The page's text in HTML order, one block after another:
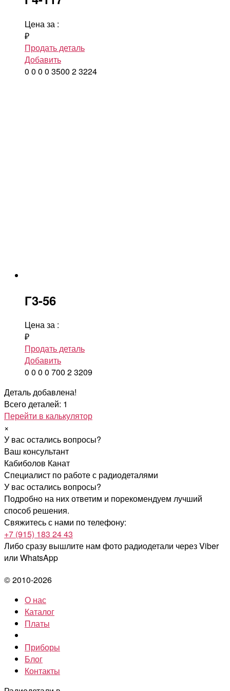
Цена за :
₽
Продать деталь
Добавить
0 0 0 0 3500 23224
Г3-56
Цена за :
₽
Продать деталь
Добавить
0 0 0 0 700 23209
Деталь добавлена!
Всего деталей: 1
Перейти в калькулятор
×
У вас остались вопросы?
Ваш консультант
Кабиболов Канат
Специалист по работе с радиодеталями
У вас остались вопросы?
Подробно на них ответим и порекомендуем лучший
способ решения.
Свяжитесь с нами по телефону:
+7 (915) 183 24 43
Либо сразу вышлите нам фото радиодетали через Viber
или WhatsApp
© 2010-2026
О нас
Каталог
Платы
Приборы
Блог
Контакты